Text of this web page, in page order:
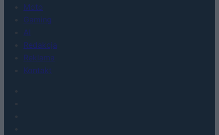
Moto
Gaming
AI
Redakcja
Reklama
Kontakt